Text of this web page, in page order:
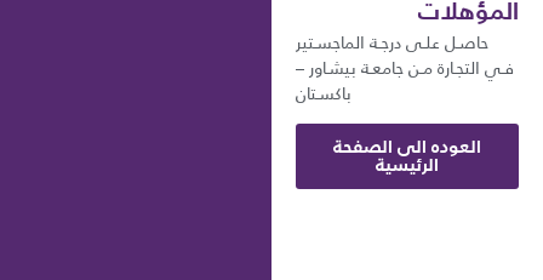
المؤهلات
حاصـل علـى درجـة الماجسـتير
فـي التجـارة مـن جامعـة بيشـاور –
باكسـتان
العوده الى الصفحة
الرئيسية